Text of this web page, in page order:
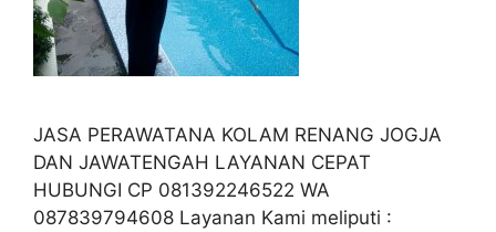
JASA PERAWATANA KOLAM RENANG JOGJA
DAN JAWATENGAH LAYANAN CEPAT
HUBUNGI CP 081392246522 WA
087839794608 Layanan Kami meliputi :